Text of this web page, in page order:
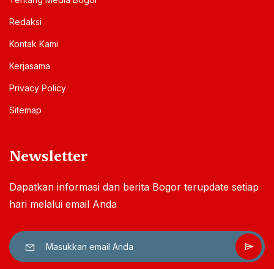
Redaksi
Kontak Kami
Kerjasama
Privacy Policy
Sitemap
Newsletter
Dapatkan informasi dan berita Bogor terupdate setiap
hari melalui email Anda